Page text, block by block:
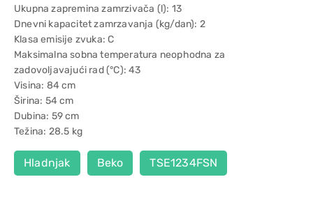
Ukupna zapremina zamrzivača (l): 13
Dnevni kapacitet zamrzavanja (kg/dan): 2
Klasa emisije zvuka: C
Maksimalna sobna temperatura neophodna za
zadovoljavajući rad (°C): 43
Visina: 84 cm
Širina: 54 cm
Dubina: 59 cm
Težina: 28.5 kg
Hladnjak Beko TSE1234FSN